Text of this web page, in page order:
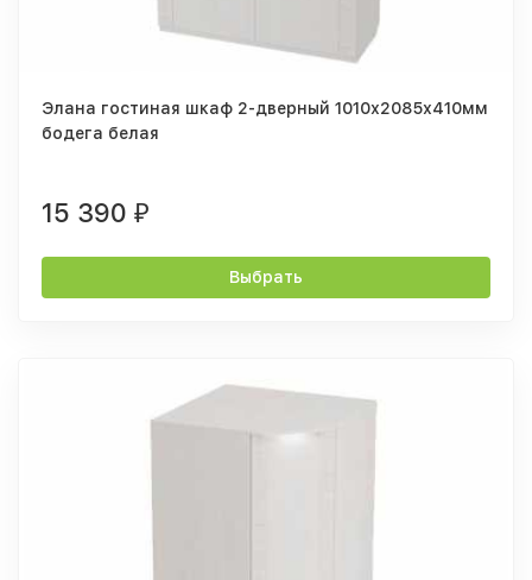
Элана гостиная шкаф 2-дверный 1010х2085х410мм
бодега белая
15 390 ₽
Выбрать